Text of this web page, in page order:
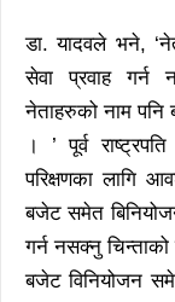
डा. यादवले भने,
सेवा प्रवाह गर्न
नेताहरुको नाम
। ’ पूर्व
परिक्षणका लागि
बजेट समेत
गर्न नसक्नु
बजेट विनियोजन